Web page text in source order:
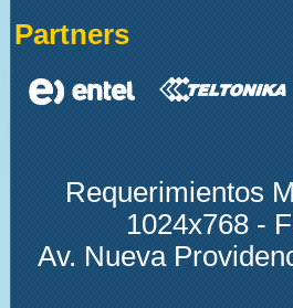
Partners
Requerimientos
1024x768 -
Av. Nueva